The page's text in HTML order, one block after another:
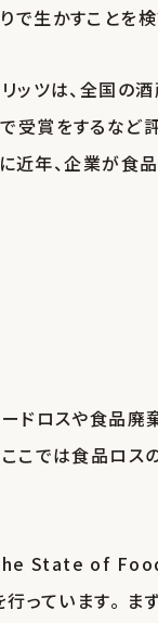
生かすことを検
ッツは、全国
受賞をするな
年、企業が食
ドロスや食品廃
こでは食品ロ
The State of
っています。 ま